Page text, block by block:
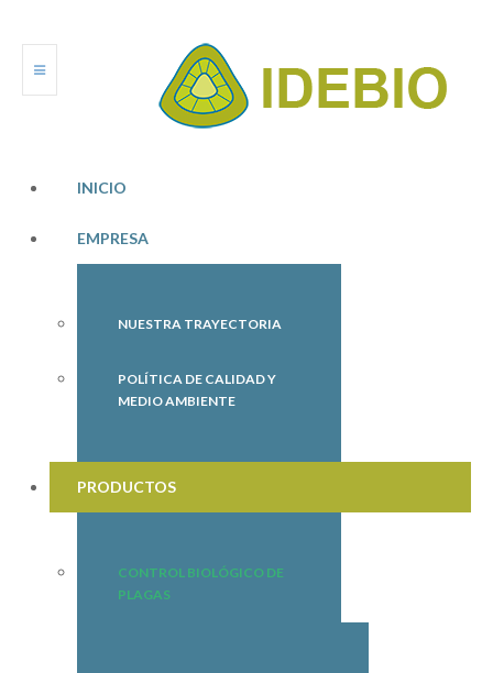
INICIO
EMPRESA
NUESTRA TRAYECTORIA
POLÍTICA DE CALIDAD Y
MEDIO AMBIENTE
PRODUCTOS
CONTROL BIOLÓGICO DE
PLAGAS